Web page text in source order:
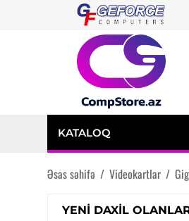
KATALOQ
Əsas səhifə / Videokartlar /
YENI DAXIL